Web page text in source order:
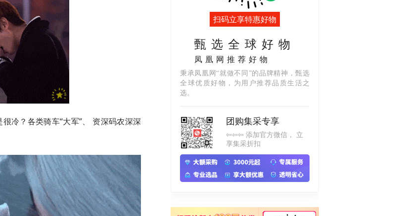
冷？各类骑车“大军”、 资深码农深深
扫码立享特惠好物
甄选全球好物
凤凰网推荐好物
秉承凤凰网“就做不同”的品牌精神，甄选
全球优质好物，为用户推荐品质生活之
选。
团购集采专享
⇦⇦⇦ 添加官方微信， 立
享集采折扣